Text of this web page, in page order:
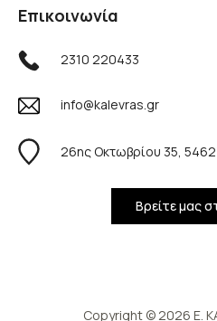
Επικοινωνία
2310 220433
info@kalevras.gr
26ης Οκτωβρίου 35,
Βρείτε μας
Copyright © 2026 Ε.